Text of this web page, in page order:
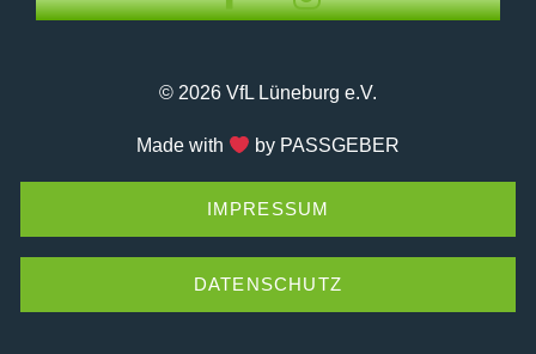
© 2026 VfL Lüneburg e.V.
Made with by PASSGEBER
IMPRESSUM
DATENSCHUTZ